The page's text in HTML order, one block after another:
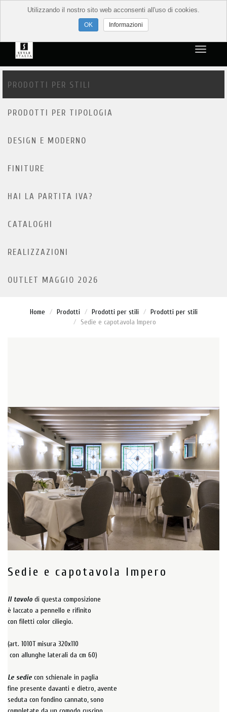
PRODOTTI PER STILI
PRODOTTI PER TIPOLOGIA
DESIGN E MODERNO
FINITURE
HAI LA PARTITA IVA?
CATALOGHI
REALIZZAZIONI
OUTLET MAGGIO 2026
Home Prodotti Prodotti per stili
Prodotti per stili
Sedie e capotavola Impero
Sedie e capotavola Impero
Il tavolo di questa composizione
è laccato a pennello e rifinito
con filetti color ciliegio.
(art. 1010T misura 320x110
con allunghe laterali da cm 60)
Le sedie con schienale in paglia
fine presente davanti e dietro, avente
seduta con fondino cannato, sono
Utilizzando il nostro sito web acconsenti all'uso di cookies.
Informazioni